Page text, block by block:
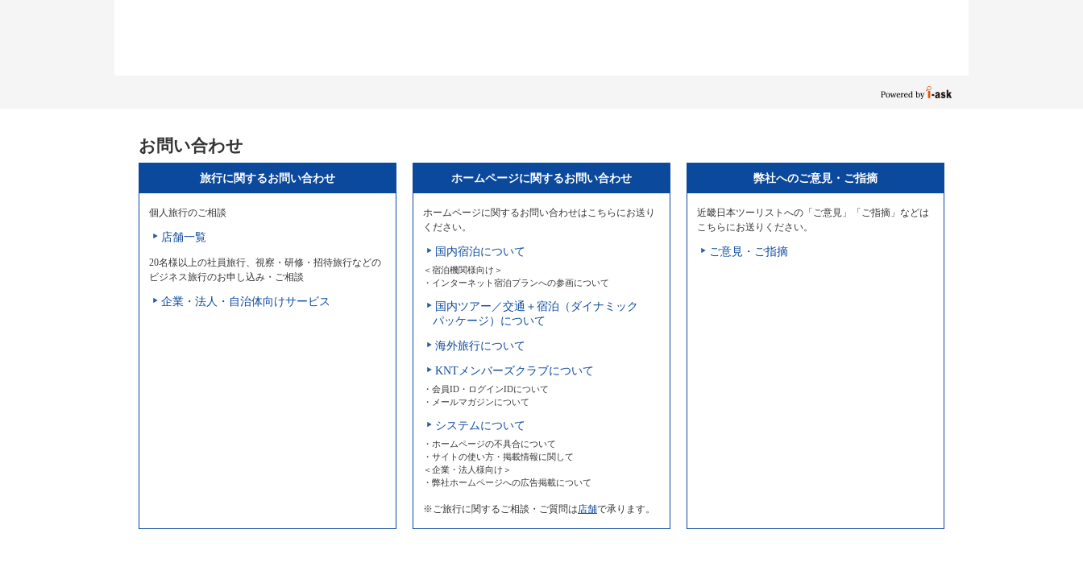
お問い合わせ
旅行に関するお問い合わせ
個人旅行のご相談
店舗一覧
20名様以上の社員旅行、視察・研修・招待旅行などの
ビジネス旅行のお申し込み・ご相談
企業・法人・自治体向けサービス
ホームページに関するお問い合わせ
ホームページに関するお問い合わせはこちらにお送り
ください。
国内宿泊について
＜宿泊機関様向け＞
・インターネット宿泊プランへの参画について
国内ツアー／交通＋宿泊（ダイナミック
パッケージ）について
海外旅行について
KNTメンバーズクラブについて
・会員ID・ログインIDについて
・メールマガジンについて
システムについて
・ホームページの不具合について
・サイトの使い方・掲載情報に関して
＜企業・法人様向け＞
・弊社ホームページへの広告掲載について
※ご旅行に関するご相談・ご質問は店舗で承ります。
弊社へのご意見・ご指摘
近畿日本ツーリストへの「ご意見」「ご指摘」などは
こちらにお送りください。
ご意見・ご指摘